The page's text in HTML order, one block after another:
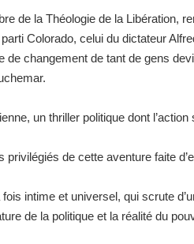
de la Théologie de la Libération,
Colorado, celui du dictateur
changement de tant de gens
un thriller politique dont
de cette aventure faite
intime et universel, qui scrute
de la politique et la réalité du